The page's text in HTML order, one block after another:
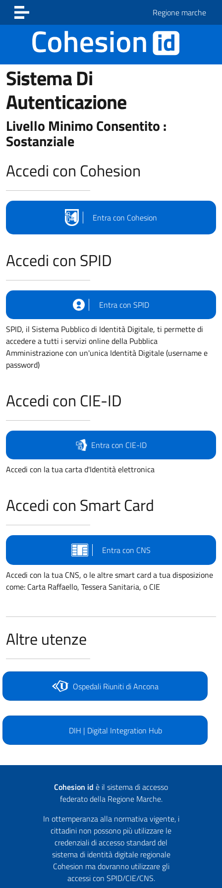
Vai ai contenuti
Vai al footer
Regione marche
Sistema Di
Autenticazione
Livello Minimo Consentito :
Sostanziale
Accedi con Cohesion
Entra con Cohesion
Accedi con SPID
Entra con SPID
SPID, il Sistema Pubblico di Identità Digitale, ti permette di
accedere a tutti i servizi online della Pubblica
Amministrazione con un'unica Identità Digitale (username e
password)
Accedi con CIE-ID
Entra con CIE-ID
Accedi con la tua carta d'Identità elettronica
Accedi con Smart Card
Entra con CNS
Accedi con la tua CNS, o le altre smart card a tua disposizione
come: Carta Raffaello, Tessera Sanitaria, o CIE
Altre utenze
Ospedali Riuniti di Ancona
DIH | Digital Integration Hub
Cohesion id è il sistema di accesso
federato della Regione Marche.
In ottemperanza alla normativa vigente, i
cittadini non possono più utilizzare le
credenziali di accesso standard del
sistema di identità digitale regionale
Cohesion ma dovranno utilizzare gli
accessi con SPID/CIE/CNS.